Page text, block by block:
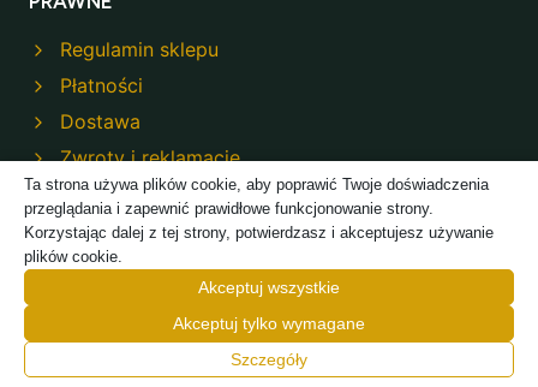
Regulamin sklepu
Płatności
Dostawa
Zwroty i reklamacje
Polityka prywatności
© 2026 Modeco Sklep - Powered by
Ta strona używa plików cookie, aby poprawić Twoje doświadczenia
przeglądania i zapewnić prawidłowe funkcjonowanie strony.
Korzystając dalej z tej strony, potwierdzasz i akceptujesz używanie
plików cookie.
Akceptuj wszystkie
Akceptuj tylko wymagane
Szczegóły